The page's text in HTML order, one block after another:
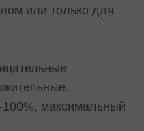
или только для
максимальный